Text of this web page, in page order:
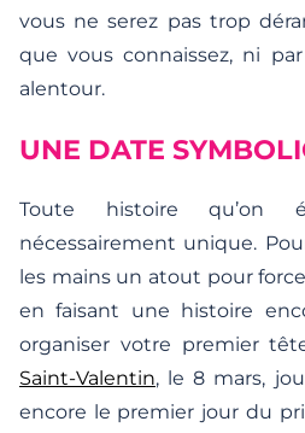
vous ne serez pas trop
que vous connaissez, ni
alentour.
UNE DATE
Toute histoire
nécessairement unique.
les mains un atout pour
en faisant une histoire
organiser votre premier
Saint-Valentin, le 8 mars,
encore le premier jour du